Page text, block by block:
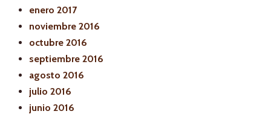
enero 2017
noviembre 2016
octubre 2016
septiembre 2016
agosto 2016
julio 2016
junio 2016